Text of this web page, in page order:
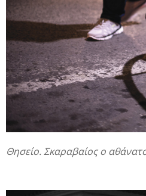
Θησείο. Σκαραβαίος ο